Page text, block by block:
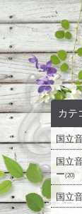
カテ
国立
国立
ー(20)
国立